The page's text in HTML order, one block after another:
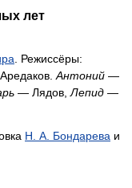
лет
. Режиссёры:
Антоний —
— Лядов, Лепид —
Н. А. Бондарева и